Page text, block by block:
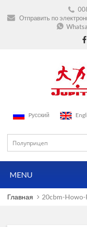
Отправить по
Pусский
MENU
Главная 20cbm-Howo-